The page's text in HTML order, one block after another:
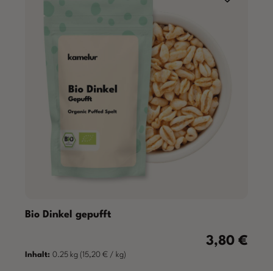
Bio Dinkel gepufft
Regulärer
3,80 €
Inhalt: 0.25 kg (15,20 € / kg)